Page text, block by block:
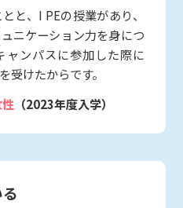
と、I PEの授業があり、
ニケーション力を身につ
ャンパスに参加した際に
受けたからです。
（2023年度入学）